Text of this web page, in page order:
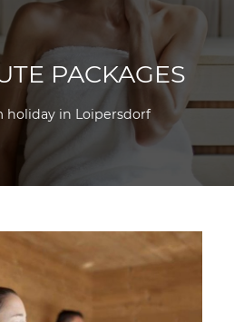
PACKAGES
holiday in Loipersdorf